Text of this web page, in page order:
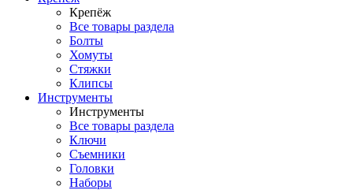
Крепёж
Все товары раздела
Болты
Хомуты
Стяжки
Клипсы
Инструменты
Инструменты
Все товары раздела
Ключи
Съемники
Головки
Наборы